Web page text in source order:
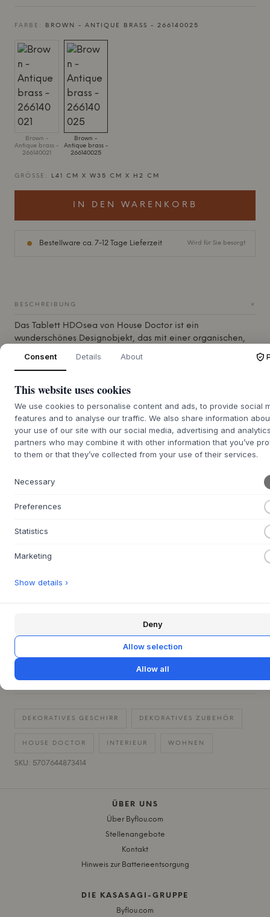
FARBE: BROWN - ANTIQUE BRASS - 266140025
Brown -
Antique brass -
266140021
Brown -
Antique brass -
266140025
GRÖSSE: L41 CM X W35 CM X H2 CM
IN DEN WARENKORB
Bestellware ca. 7-12 Tage Lieferzeit Wird für Sie besorgt
BESCHREIBUNG +
Das Tablett HDOsea von House Doctor ist ein
wunderschönes Designobjekt, das mit einer organischen,
Glanz und einen leicht industriellen Touch verleiht. Die
leicht erhöhten Ränder umrahmen diskret den Inhalt,
während die weiche Silhouette des Tabletts jedem Raum
ein skulpturales Element hinzufügt. Das Design wurde intern
vonHouse Doctorentwickelt.
Das HDOsea-Tablett ist ideal als Sammelpunkt im Zuhause.
und kleine Gegenstände zu arrangieren, wobei das Antik-
betont. Es ist auch perfekt auf dem Nachttisch, um Schmuck
Kombinieren Sie es mit Keramik in erdigen Nuancen oder
Materialien und Texturen zu schaffen, das der Einrichtung
FRAGE ZU DIESEM PRODUKT? +
30 TAGE EINFACHE RÜCKGABE
DEKORATIVES GESCHIRR DEKORATIVES ZUBEHÖR
HOUSE DOCTOR INTERIEUR WOHNEN
SKU: 5707644873414
ÜBER UNS
Über Byflou.com
Stellenangebote
Kontakt
Hinweis zur Batterieentsorgung
DIE KASASAGI-GRUPPE
Byflou.com
Consent Details About
This website uses cookies
We use cookies to personalise content and ads, to provide social
features and to analyse our traffic. We also share information
your use of our site with our social media, advertising and
partners who may combine it with other information that you’ve
to them or that they’ve collected from your use of their services.
Necessary
Preferences
Statistics
Marketing
Show details ›
Deny
Allow selection
Allow all